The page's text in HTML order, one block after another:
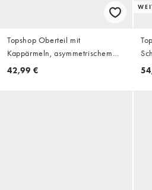
Topshop Oberteil mit
Kappärmeln, asymmetrischem
Schnitt und Bindedetail in
42,99 €